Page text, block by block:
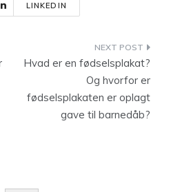
LINKEDIN
Hvad er en fødselsplakat?
Og hvorfor er
fødselsplakaten er oplagt
gave til barnedåb?